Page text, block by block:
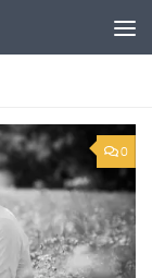
0